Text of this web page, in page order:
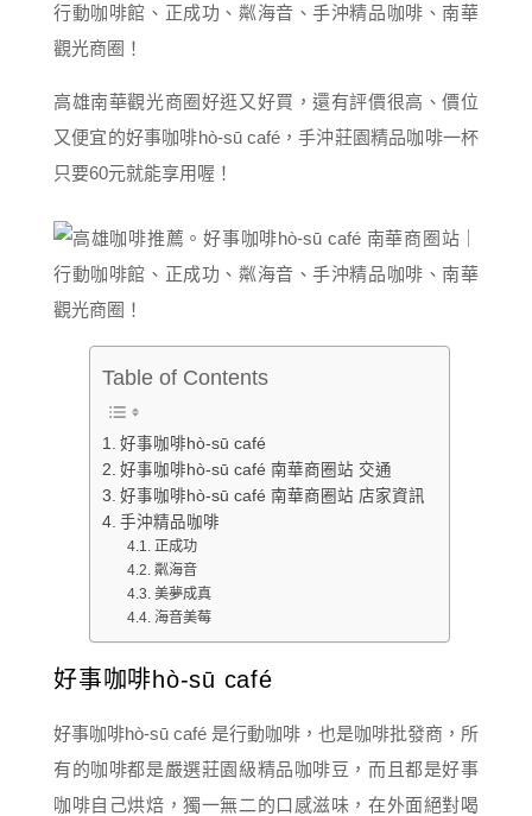
高雄南華觀光商圈好逛又好買，還有評價很高、價位
又便宜的好事咖啡hò-sū café，手沖莊園精品咖啡一杯
只要60元就能享用喔！
Table of Contents
好事咖啡hò-sū café
好事咖啡hò-sū café 南華商圈站 交通
好事咖啡hò-sū café 南華商圈站 店家資訊
手沖精品咖啡
正成功
粼海音
美夢成真
海音美莓
好事咖啡hò-sū café
好事咖啡hò-sū café 是行動咖啡，也是咖啡批發商，所
有的咖啡都是嚴選莊園級精品咖啡豆，而且都是好事
咖啡自己烘焙，獨一無二的口感滋味，在外面絕對喝